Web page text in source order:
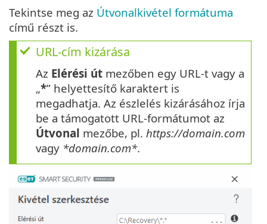
Tekintse meg az Útvonalkivétel formátuma
című részt is.
URL-cím kizárása
Az Elérési út mezőben egy URL-t vagy a
„*” helyettesítő karaktert is
megadhatja. Az észlelés kizárásához írja
be a támogatott URL-formátumot az
Útvonal mezőbe, pl. https://domain.com
vagy *domain.com*.